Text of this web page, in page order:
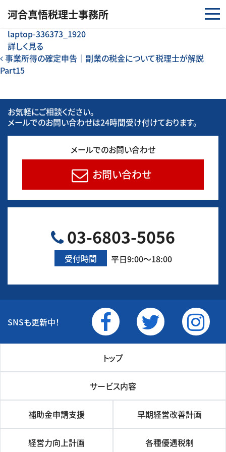
河合真悟税理⼠事務所
laptop-336373_1920
詳しく見る
投稿ナビゲーション
事業所得の確定申告｜副業の税金について税理士が解説
Part15
お気軽にご相談ください。
メールでのお問い合わせは24時間受け付けております。
メールでのお問い合わせ
お問い合わせ
03-6803-5056
受付時間 平日9:00～18:00
SNSも更新中！
トップ
サービス内容
補助金申請支援 早期経営改善計画
経営力向上計画 各種優遇税制